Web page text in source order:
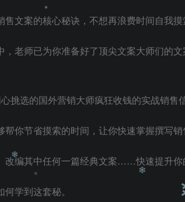
售文案的核心秘诀，不想再浪费时间自我
老师已为你准备好了顶尖文案大师们的
挑选的国外营销大师疯狂收钱的实战销售
你节省摸索的时间，让你快速掌握撰写销
改编其中任何一篇经典文案……快速提升
学到这套秘。